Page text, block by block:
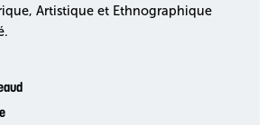
Artistique et Ethnographique